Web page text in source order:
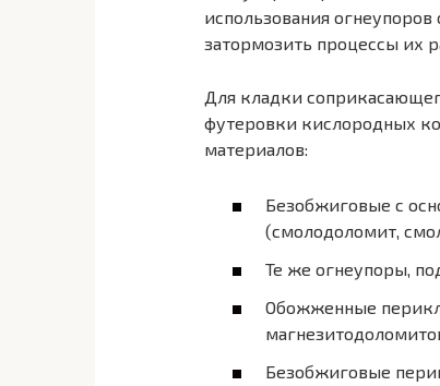
использования
затормозить процессы их
Для кладки
футеровки кислородных
материалов:
Безобжиговые с
(смолодоломит,
Те же огнеупоры,
Обожженные
Безобжиговые